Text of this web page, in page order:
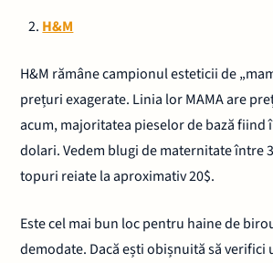
H&M
H&M rămâne campionul esteticii de
prețuri exagerate. Linia lor MAMA are
acum, majoritatea pieselor de bază fiind
dolari. Vedem blugi de maternitate între
topuri reiate la aproximativ 20$.
Este cel mai bun loc pentru haine de
demodate. Dacă ești obișnuită să verifici